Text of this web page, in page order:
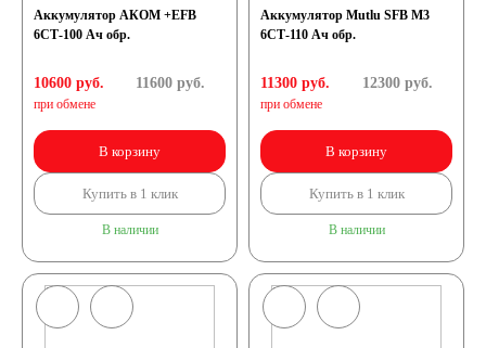
Аккумулятор АКОМ +EFB
6СТ-100 Ач обр.
10600 руб.
при обмене
11600руб.
В корзину
Купить в 1 клик
В наличии
Аккумулятор Mutlu SFB M3
6СТ-110 Ач обр.
11300 руб.
при обмене
12300руб.
В корзину
Купить в 1 клик
В наличии